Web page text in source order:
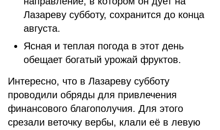
Лазареву субботу, сохранится до конца
августа.
Ясная и теплая погода в этот день
обещает богатый урожай фруктов.
Интересно, что в Лазареву субботу
проводили обряды для привлечения
финансового благополучия. Для этого
срезали веточку вербы, клали её в левую